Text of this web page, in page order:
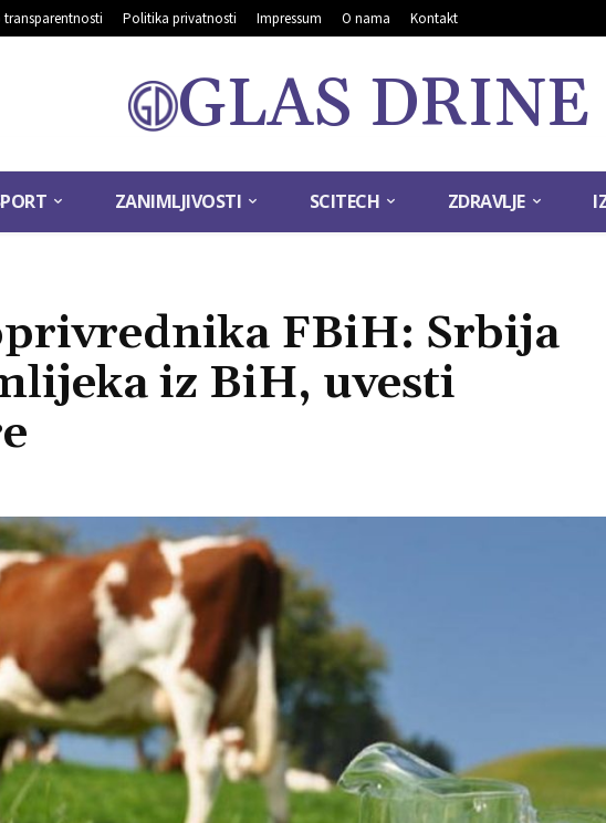
transparentnosti Politika privatnosti Impressum O nama Kontakt
GLAS DRINE
ZANIMLJIVOSTI SCITECH ZDRAVLJE
FBiH: Srbija
iz BiH, uvesti